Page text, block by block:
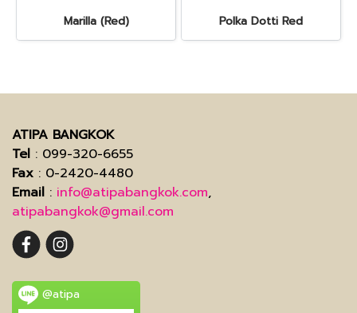
Marilla (Red) Polka Dotti Red
ATIPA BANGKOK
Tel : 099-320-6655
Fax : 0-2420-4480
Email : info@atipabangkok.com,
atipabangkok@gmail.com
@atipa